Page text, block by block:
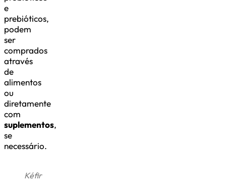
e
prebióticos,
podem
ser
comprados
através
de
alimentos
ou
diretamente
com
suplementos,
se
necessário.
Kéfir